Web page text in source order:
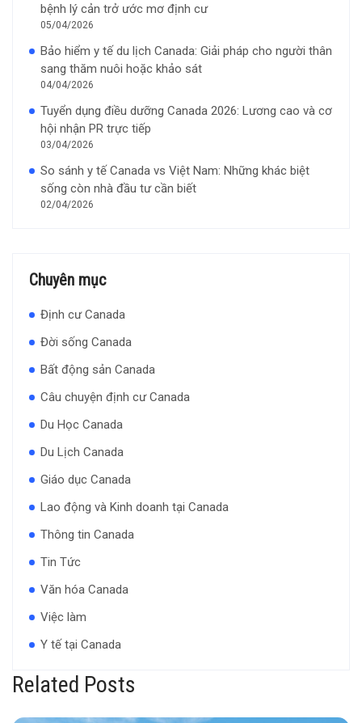
bệnh lý cản trở ước mơ định cư
05/04/2026
Bảo hiểm y tế du lịch Canada: Giải pháp cho người thân
sang thăm nuôi hoặc khảo sát
04/04/2026
Tuyển dụng điều dưỡng Canada 2026: Lương cao và cơ
hội nhận PR trực tiếp
03/04/2026
So sánh y tế Canada vs Việt Nam: Những khác biệt
sống còn nhà đầu tư cần biết
02/04/2026
Chuyên mục
Định cư Canada
Đời sống Canada
Bất động sản Canada
Câu chuyện định cư Canada
Du Học Canada
Du Lịch Canada
Giáo dục Canada
Lao động và Kinh doanh tại Canada
Thông tin Canada
Tin Tức
Văn hóa Canada
Việc làm
Y tế tại Canada
Related Posts